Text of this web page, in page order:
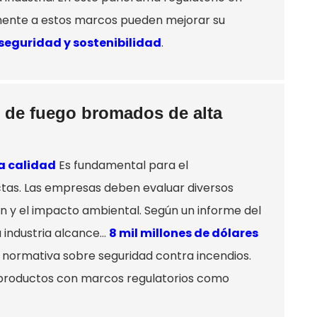
a estos marcos pueden mejorar su
y sostenibilidad.
fuego bromados de alta
calidad Es fundamental para el
Las empresas deben evaluar diversos
y el impacto ambiental. Según un informe del
alcance... 8 mil millones de dólares
sobre seguridad contra incendios.
con marcos regulatorios como